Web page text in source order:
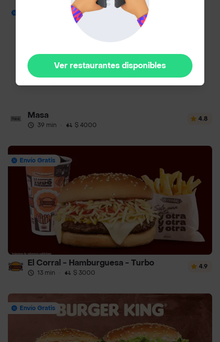
Masa
39 min · $ 4000
4.8
Envío Gratis
El Corral - Hamburguesa - Turbo
13 min · $ 3000
4.9
Envío Gratis
Ver restaurantes disponibles